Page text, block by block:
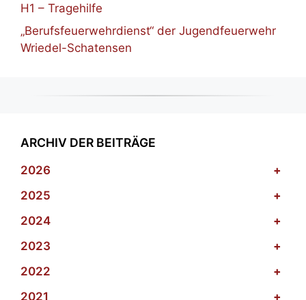
H1 – Tragehilfe
„Berufsfeuerwehrdienst“ der Jugendfeuerwehr
Wriedel-Schatensen
ARCHIV DER BEITRÄGE
2026
+
2025
+
2024
+
2023
+
2022
+
2021
+